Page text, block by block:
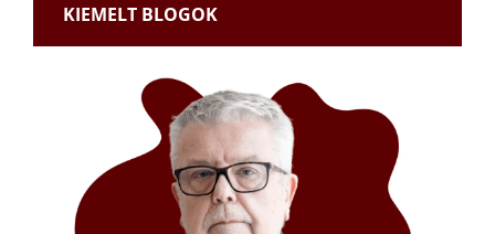
KIEMELT BLOGOK